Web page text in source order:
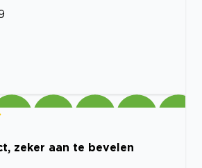
zeker aan te bevelen